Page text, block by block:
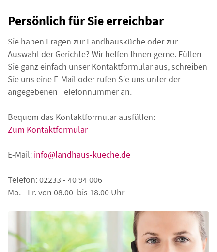
Persönlich für Sie erreichbar
Sie haben Fragen zur Landhausküche oder zur
Auswahl der Gerichte? Wir helfen Ihnen gerne. Füllen
Sie ganz einfach unser Kontaktformular aus, schreiben
Sie uns eine E-Mail oder rufen Sie uns unter der
angegebenen Telefonnummer an.
Bequem das Kontaktformular ausfüllen:
Zum Kontaktformular
E-Mail: info@landhaus-kueche.de
Telefon: 02233 - 40 94 006
Mo. - Fr. von 08.00 bis 18.00 Uhr